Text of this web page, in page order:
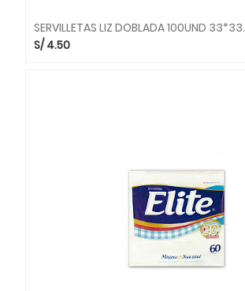
SERVILLETAS LIZ DOBLADA 100UND 33*33.
S/4.50